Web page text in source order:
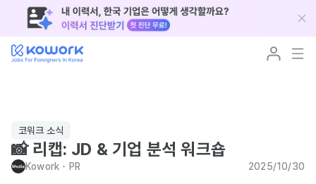
코워크 소식
📸 리캡: JD & 기업 분석 워크숍
Kowork ･ PR 2025/10/30